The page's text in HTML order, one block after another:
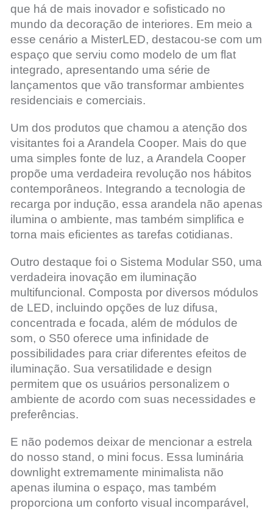
que há de mais inovador e sofisticado no
mundo da decoração de interiores. Em meio a
esse cenário a MisterLED, destacou-se com um
espaço que serviu como modelo de um flat
integrado, apresentando uma série de
lançamentos que vão transformar ambientes
residenciais e comerciais.
Um dos produtos que chamou a atenção dos
visitantes foi a Arandela Cooper. Mais do que
uma simples fonte de luz, a Arandela Cooper
propõe uma verdadeira revolução nos hábitos
contemporâneos. Integrando a tecnologia de
recarga por indução, essa arandela não apenas
ilumina o ambiente, mas também simplifica e
torna mais eficientes as tarefas cotidianas.
Outro destaque foi o Sistema Modular S50, uma
verdadeira inovação em iluminação
multifuncional. Composta por diversos módulos
de LED, incluindo opções de luz difusa,
concentrada e focada, além de módulos de
som, o S50 oferece uma infinidade de
possibilidades para criar diferentes efeitos de
iluminação. Sua versatilidade e design
permitem que os usuários personalizem o
ambiente de acordo com suas necessidades e
preferências.
E não podemos deixar de mencionar a estrela
do nosso stand, o mini focus. Essa luminária
downlight extremamente minimalista não
apenas ilumina o espaço, mas também
proporciona um conforto visual incomparável,